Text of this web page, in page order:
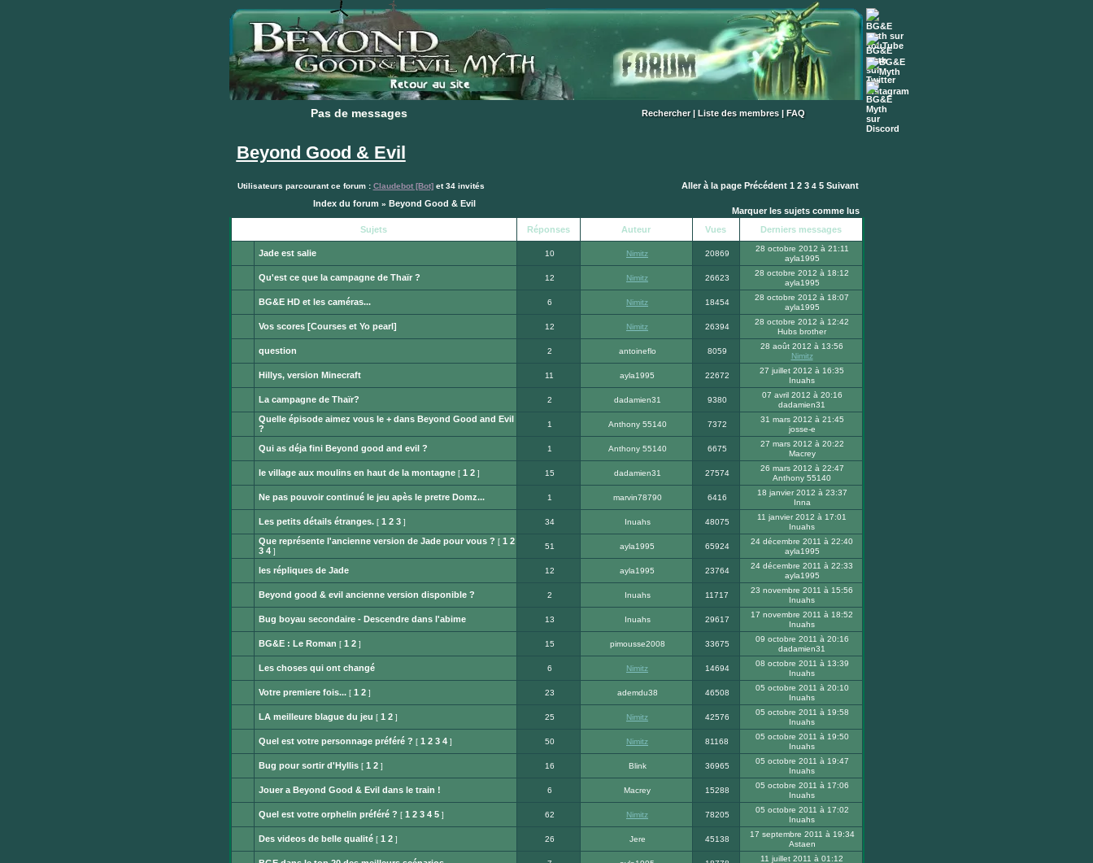
Pas de messages
Pas de messages Rechercher| Liste des membres| FAQ
Beyond Good & Evil
Utilisateurs parcourant ce forum : Claudebot [Bot]et 34 invités Aller à la page Précédent 1 2 3 4 5 Suivant
Publier
sujet
Index du forum » Beyond Good & Evil
Marquer les sujets comme lus
Sujets
Réponses Auteur Vues Derniers messages
Aucun
message
non
lu
Jade est salie 10 Nimitz 20869
28 octobre 2012 à 21:11
ayla1995
Aucun
message
non
lu
Qu'est ce que la campagne de Thaïr ? 12 Nimitz 26623
28 octobre 2012 à 18:12
ayla1995
Aucun
message
non
lu
BG&E HD et les caméras... 6 Nimitz 18454
28 octobre 2012 à 18:07
ayla1995
Aucun
message
non
lu
Vos scores [Courses et Yo pearl] 12 Nimitz 26394
28 octobre 2012 à 12:42
Hubs brother
Aucun
message
non
lu
question 2 antoineflo 8059
28 août 2012 à 13:56
Nimitz
Aucun
message
non
lu
Hillys, version Minecraft 11 ayla1995 22672
27 juillet 2012 à 16:35
Inuahs
Ce
sujet
est
verrouillé.
Vous
pouvez
pas
modifier
de
messages.
La campagne de Thaïr? 2 dadamien31 9380
07 avril 2012 à 20:16
dadamien31
Ce
sujet
est
verrouillé.
Vous
pouvez
pas
modifier
de
messages.
Quelle épisode aimez vous le + dans Beyond Good and Evil
?
1 Anthony 55140 7372
31 mars 2012 à 21:45
josse-e
Ce
sujet
est
verrouillé.
Vous
pouvez
pas
ou
modifier
de
messages.
Qui as déja fini Beyond good and evil ? 1 Anthony 55140 6675
27 mars 2012 à 20:22
Macrey
Aucun
message
non
lu
le village aux moulins en haut de la montagne[ 1 2] 15 dadamien31 27574
26 mars 2012 à 22:47
Anthony 55140
Aucun
message
non
lu
Ne pas pouvoir continué le jeu apès le pretre Domz... 1 marvin78790 6416
18 janvier 2012 à 23:37
Inna
Aucun
message
non
lu
Les petits détails étranges.[ 1 2 3] 34 Inuahs 48075
11 janvier 2012 à 17:01
Inuahs
Aucun
message
non
lu
Que représente l'ancienne version de Jade pour vous ? [ 1 2
3 4]
51 ayla1995 65924
24 décembre 2011 à 22:40
ayla1995
Aucun
message
non
lu
les répliques de Jade 12 ayla1995 23764
24 décembre 2011 à 22:33
ayla1995
Aucun
message
non
lu
Beyond good & evil ancienne version disponible ? 2 Inuahs 11717
23 novembre 2011 à 15:56
Inuahs
Aucun
message
non
lu
Bug boyau secondaire - Descendre dans l'abime 13 Inuahs 29617
17 novembre 2011 à 18:52
Inuahs
Aucun
message
non
lu
BG&E : Le Roman [ 1 2] 15 pimousse2008 33675
09 octobre 2011 à 20:16
dadamien31
Aucun
message
non
lu
Les choses qui ont changé 6 Nimitz 14694
08 octobre 2011 à 13:39
Inuahs
Aucun
message
non
lu
Votre premiere fois...[ 1 2] 23 ademdu38 46508
05 octobre 2011 à 20:10
Inuahs
Aucun
message
non
lu
LA meilleure blague du jeu [ 1 2] 25 Nimitz 42576
05 octobre 2011 à 19:58
Inuahs
Aucun
message
non
lu
Quel est votre personnage préféré ? [ 1 2 3 4] 50 Nimitz 81168
05 octobre 2011 à 19:50
Inuahs
Aucun
message
non
lu
Bug pour sortir d'Hyllis[ 1 2] 16 Blink 36965
05 octobre 2011 à 19:47
Inuahs
Aucun
message
non
lu
Jouer a Beyond Good & Evil dans le train ! 6 Macrey 15288
05 octobre 2011 à 17:06
Inuahs
Aucun
message
non
lu
Quel est votre orphelin préféré ? [ 1 2 3 4 5] 62 Nimitz 78205
05 octobre 2011 à 17:02
Inuahs
Aucun
message
Des videos de belle qualité[ 1 2] 26 Jere 45138
17 septembre 2011 à 19:34
Astaen
11 juillet 2011 à 01:12